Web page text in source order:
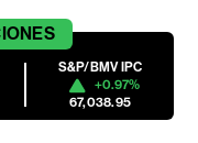
S&P/BMV IPC
+0.97%
67,038.95